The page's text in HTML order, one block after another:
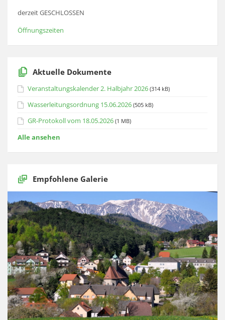
derzeit GESCHLOSSEN
Öffnungszeiten
Aktuelle Dokumente
Veranstaltungskalender 2. Halbjahr 2026 (314 kB)
Wasserleitungsordnung 15.06.2026 (505 kB)
GR-Protokoll vom 18.05.2026 (1 MB)
Alle ansehen
Empfohlene Galerie